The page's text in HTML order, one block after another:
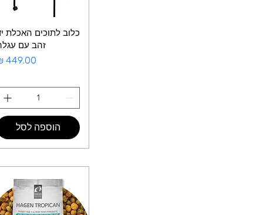
כלוב לתוכים האכלת
זהב עם
מחיר
הוספה לסל